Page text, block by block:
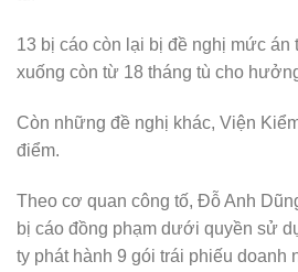
13 bị cáo còn lại bị đề nghị mức án
xuống còn từ 18 tháng tù cho
Còn những đề nghị khác, Viện
điểm.
Theo cơ quan công tố, Đỗ Anh
bị cáo đồng phạm dưới quyền sử
ty phát hành 9 gói trái phiếu doanh